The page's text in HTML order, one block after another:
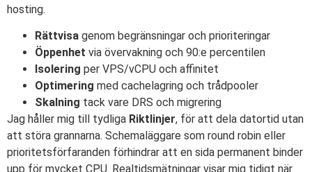
hosting.
Rättvisa genom begränsningar och prioriteringar
Öppenhet via övervakning och 90:e percentilen
Isolering per VPS/vCPU och affinitet
Optimering med cachelagring och trådpooler
Skalning tack vare DRS och migrering
Jag håller mig till tydliga Riktlinjer, för att dela datortid utan
att störa grannarna. Schemaläggare som round robin eller
prioritetsförfaranden förhindrar att en sida permanent binder
upp för mycket CPU. Realtidsmätningar visar mig tidigt när